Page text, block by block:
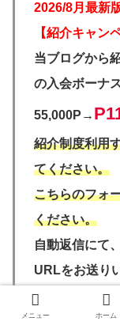
2026/8月最新
【紹介キャン
当ブログから
の入会ボーナ
55,000P→
紹介制度利用
てください。
こちらのフォ
ください。
自動返信にて
URLをお送り
＊twitterのDMも
以内には返信しま
メニュー ホーム